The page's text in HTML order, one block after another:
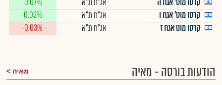
קרסו מוט' אגח ו
אג"ח ת"א
0.02%
קרסו מוט אגח ז
אג"ח ת"א -0.03%
הודעות בורסה - מאיה מאיה